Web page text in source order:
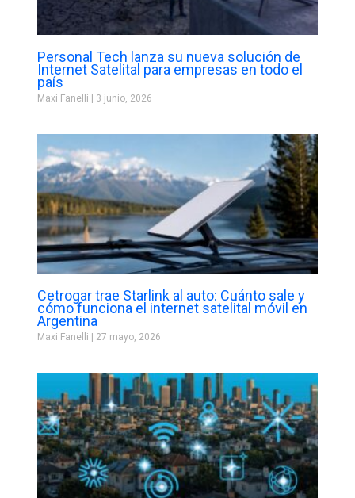
Personal Tech lanza su nueva solución de
Internet Satelital para empresas en todo el
país
Maxi Fanelli 3 junio, 2026
Cetrogar trae Starlink al auto: Cuánto sale y
cómo funciona el internet satelital móvil en
Argentina
Maxi Fanelli 27 mayo, 2026